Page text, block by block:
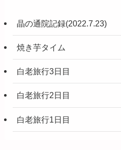
晶の通院記録(2022.7.23)
焼き芋タイム
白老旅行3日目
白老旅行2日目
白老旅行1日目